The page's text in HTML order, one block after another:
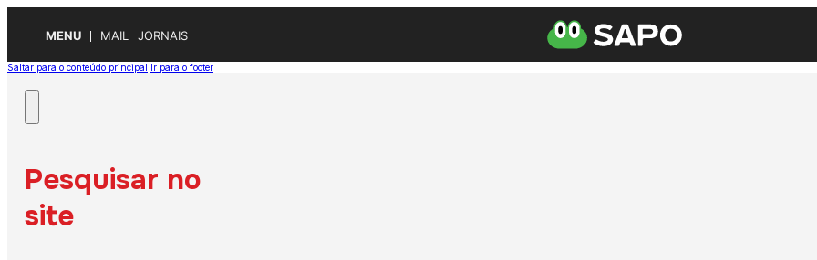
MENU MAIL JORNAIS
Saltar para o conteúdo principal Ir para o footer
Pesquisar no
site